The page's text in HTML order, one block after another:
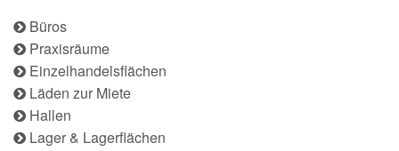
Büros
Praxisräume
Einzelhandelsflächen
Läden zur Miete
Hallen
Lager & Lagerflächen